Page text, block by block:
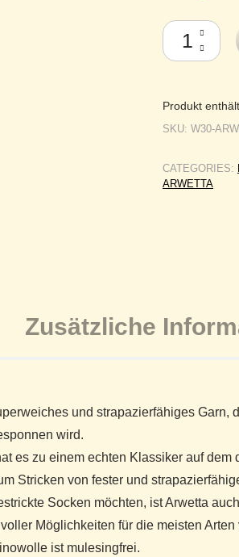
Filcolana
Produkt
SKU: W30-
CATEGORIES:
ARWETTA
Zusätzliche
und strapazierfähiges Garn,
wird.
es zu einem echten Klassiker auf dem
Stricken von fester und
Socken möchten, ist Arwetta
Möglichkeiten für die meisten
ist mulesingfrei.